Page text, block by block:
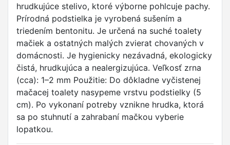
hrudkujúce stelivo, ktoré výborne pohlcuje pachy.
Prírodná podstielka je vyrobená sušením a
triedením bentonitu. Je určená na suché toalety
mačiek a ostatných malých zvierat chovaných v
domácnosti. Je hygienicky nezávadná, ekologicky
čistá, hrudkujúca a nealergizujúca. Veľkosť zrna
(cca): 1–2 mm Použitie: Do dôkladne vyčistenej
mačacej toalety nasypeme vrstvu podstielky (5
cm). Po vykonaní potreby vznikne hrudka, ktorá
sa po stuhnutí a zahrabaní mačkou vyberie
lopatkou.